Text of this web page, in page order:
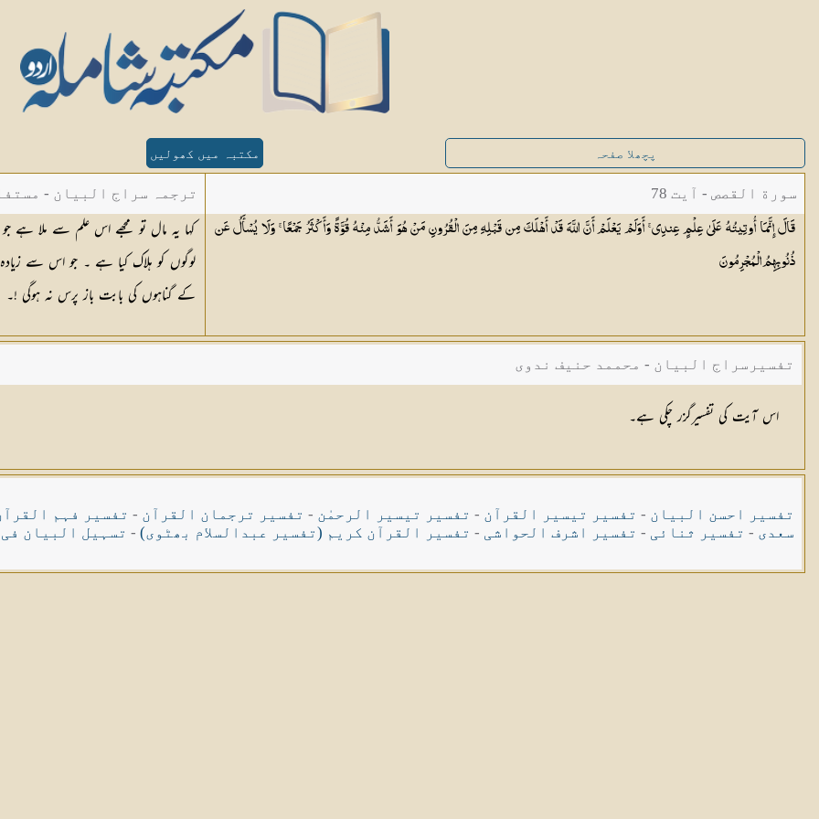
پچھلا صفحہ مکتبہ میں کھولیں
سورة القصص - آیت 78
قَالَ إِنَّمَا أُوتِيتُهُ عَلَىٰ عِلْمٍ عِندِي ۚ أَوَلَمْ يَعْلَمْ أَنَّ اللَّهَ قَدْ أَهْلَكَ مِن قَبْلِهِ مِنَ الْقُرُونِ مَنْ هُوَ أَشَدُّ مِنْهُ قُوَّةً وَأَكْثَرُ جَمْعًا ۚ وَلَا يُسْأَلُ عَن
ذُنُوبِهِمُالْمُجْرِمُونَ
ترجمہ سراج البیان -
الدین دھلوی
کہا یہ مال تو مجھے اس علم سے ملا ہے
لوگوں کو ہلاک کیا ہے ۔ جو اس سے
کے گناہوں کی بابت باز پرس نہ ہوگی !۔
تفسیرسراج البیان - محممد حنیف ندوی
اس آیت کی تفسیرگزر چکی ہے۔
تفسیر احسن البیان - تفسیر تیسیر القرآن - تفسیر تیسیر الرحمٰن - تفسیر ترجمان القرآن - تفسیر فہم
سعدی - تفسیر ثنائی - تفسیر اشرف الحواشی - تفسیر القرآن کریم (تفسیر عبدالسلام بھٹوی) - تسہیل البیان